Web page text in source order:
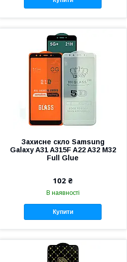
Захисне скло Samsung
Galaxy A31 A315F A22 A32 M32
Full Glue
102 ₴
В наявності
Купити